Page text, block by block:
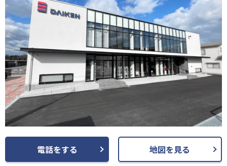
電話をする 地図を見る